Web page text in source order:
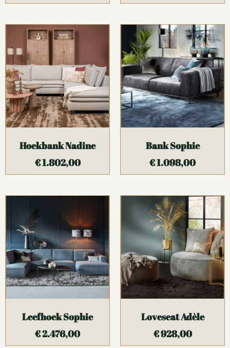
Hoekbank Nadine
€1.802,00
Bank Sophie
€1.098,00
Leefhoek Sophie
€2.476,00
Loveseat Adèle
€928,00